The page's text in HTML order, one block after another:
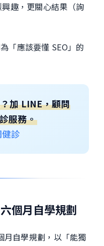
趣，更關心結果（詢
「應該要懂 SEO」的
加 LINE，顧問
服務。
診
個月自學規劃
月自學規劃，以「能獨